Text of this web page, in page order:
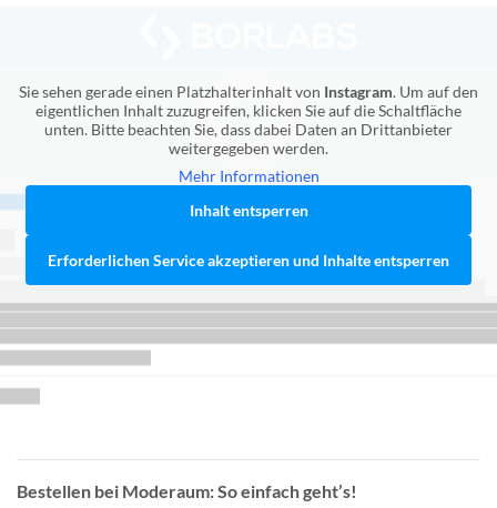
Sie sehen gerade einen Platzhalterinhalt von Instagram. Um auf den
eigentlichen Inhalt zuzugreifen, klicken Sie auf die Schaltfläche
unten. Bitte beachten Sie, dass dabei Daten an Drittanbieter
weitergegeben werden.
Mehr Informationen
Inhalt entsperren
Erforderlichen Service akzeptieren und Inhalte entsperren
Bestellen bei Moderaum: So einfach geht’s!